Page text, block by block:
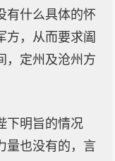
有什么具体的怀
方，从而要求阖
，定州及沧州方
下明旨的情况
量也没有的，言